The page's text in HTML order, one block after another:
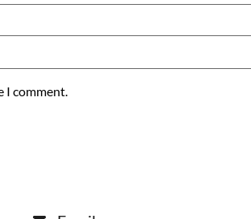
I comment.